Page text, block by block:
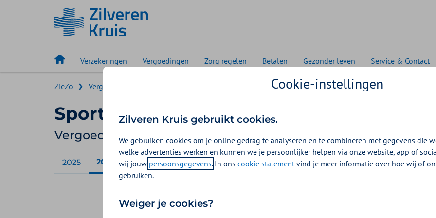
Verzekeringen Vergoedingen Zorg regelen Betalen Gezonder leven Service & Contact
ZieZo Vergoedingen ZieZo
Sportmedisch onderzoek
Vergoeding 2026
2025 2026
Cookie-instellingen
Zilveren Kruis gebruikt cookies.
We gebruiken cookies om je online gedrag te analyseren en te combineren met gegevens die
welke advertenties werken en kunnen we je persoonlijker helpen via onze website, app of
wij jouw persoonsgegevens. In ons cookie statementvind je meer informatie over hoe wij of
gebruiken.
Weiger je cookies?